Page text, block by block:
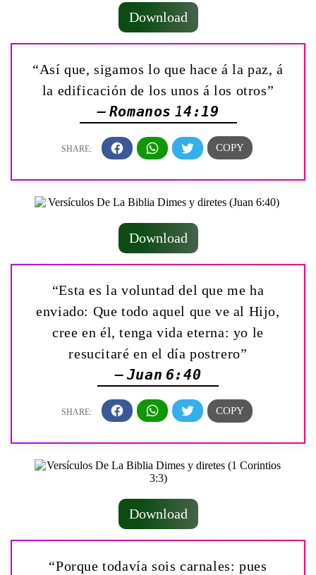
Download
“Así que, sigamos lo que hace á la paz, á
la edificación de los unos á los otros”
— Romanos 14:19
Download
“Esta es la voluntad del que me ha
enviado: Que todo aquel que ve al Hijo,
cree en él, tenga vida eterna: yo le
resucitaré en el día postrero”
— Juan 6:40
Download
“Porque todavía sois carnales: pues